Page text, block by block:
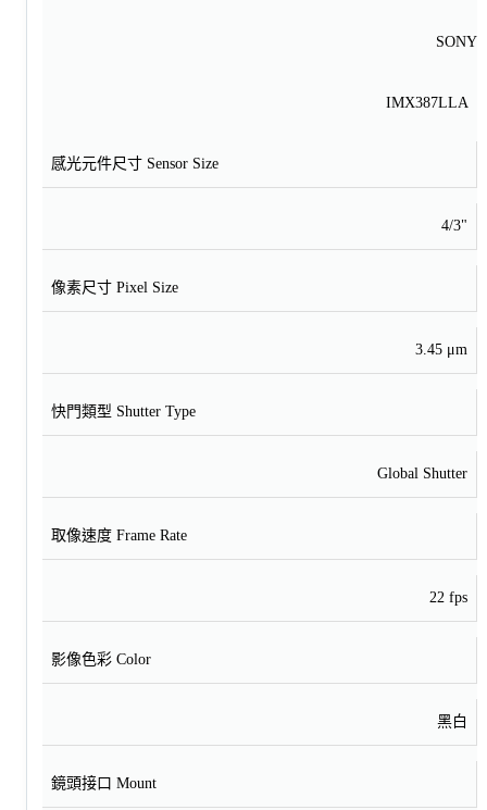
SONY
IMX387LLA
感光元件尺寸 Sensor Size
4/3"
像素尺寸 Pixel Size
3.45 μm
快門類型 Shutter Type
Global Shutter
取像速度 Frame Rate
22 fps
影像色彩 Color
黑白
鏡頭接口 Mount